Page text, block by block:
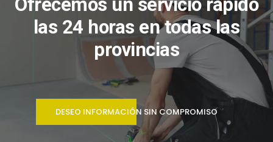
Ofrecemos un servicio rápido
las 24 horas en todas las
provincias
DESEO INFORMACIÓN SIN COMPROMISO